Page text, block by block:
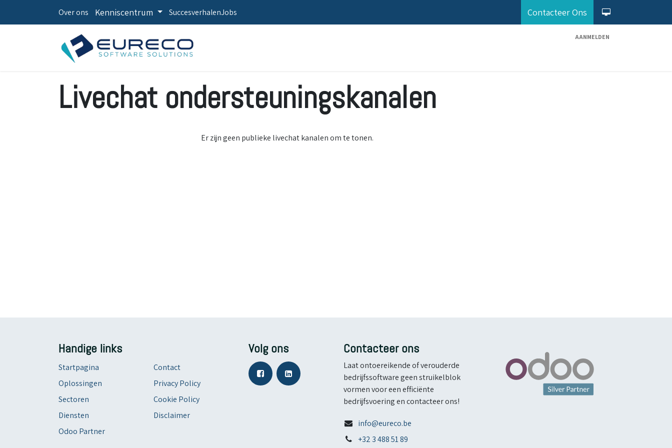
Over ons Kenniscentrum SuccesverhalenJobs Contacteer Ons
AANMELDEN
Livechat ondersteuningskanalen
Er zijn geen publieke livechat kanalen om te tonen.
Handige links
Startpagina
Oplossingen
Sectoren
Diensten
Odoo Partner
Contact
Privacy Policy
Cookie Policy
Disclaimer
Volg ons Contacteer ons
Laat ontoereikende of verouderde
bedrijfssoftware geen struikelblok
vormen voor een efficiënte
bedrijfsvoering en contacteer ons!
info@eureco.be
+32 3 488 51 89